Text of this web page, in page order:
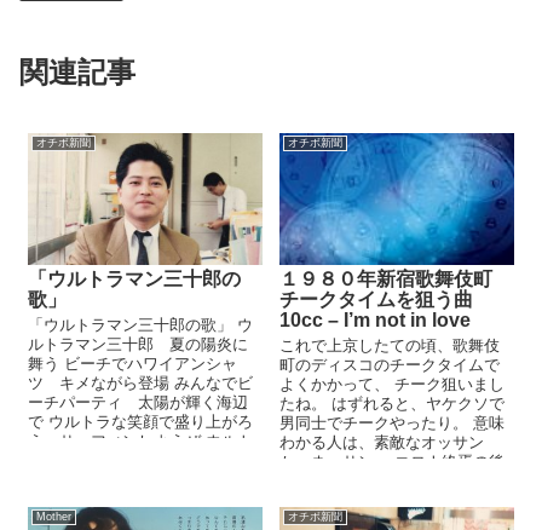
関連記事
オチボ新聞
「ウルトラマン三十郎の
歌」
「ウルトラマン三十郎の歌」 ウ
ルトラマン三十郎 夏の陽炎に
舞う ビーチでハワイアンシャ
ツ キメながら登場 みんなでビ
ーチパーティ 太陽が輝く海辺
で ウルトラな笑顔で盛り上がろ
う サーフィンしようぜ ウルト
オチボ新聞
１９８０年新宿歌舞伎町
チークタイムを狙う曲
10cc – I’m not in love
これで上京したての頃、歌舞伎
町のディスコのチークタイムで
よくかかって、 チーク狙いまし
たね。 はずれると、ヤケクソで
男同士でチークやったり。 意味
わかる人は、素敵なオッサン
か、ネーサン、 コロナ終焉の後
Mother オチボ新聞